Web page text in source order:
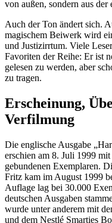
von außen, sondern aus der
Auch der Ton ändert sich.
magischem Beiwerk wird
und Justizirrtum. Viele
Favoriten der Reihe: Er ist
gelesen zu werden, aber
zu tragen.
Erscheinung,
Verfilmung
Die englische Ausgabe
erschien am 8. Juli 1999
gebundenen Exemplaren.
Fritz kam im August 1999
Auflage lag bei 30.000
deutschen Ausgaben
wurde unter anderem mit
und dem Nestlé Smarties